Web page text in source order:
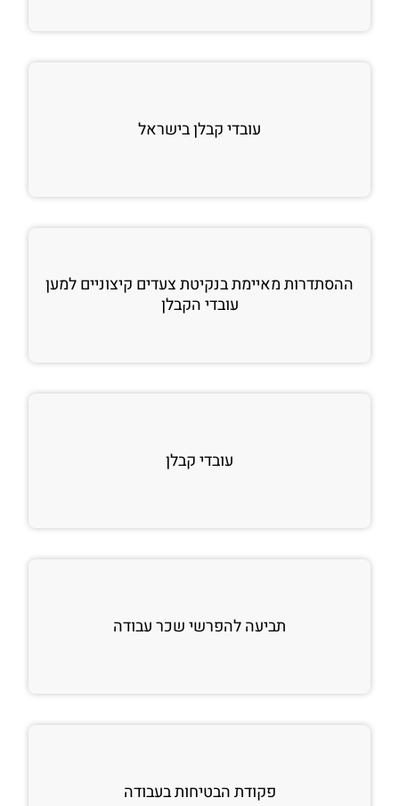
עובדי קבלן בישראל
ההסתדרות מאיימת בנקיטת צעדים קיצוניים למען
עובדי הקבלן
עובדי קבלן
תביעה להפרשי שכר עבודה
פקודת הבטיחות בעבודה